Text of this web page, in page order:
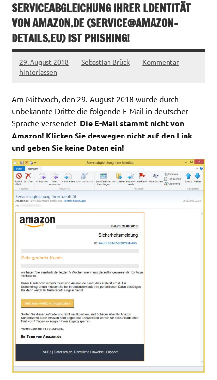
SERVICEABGLEICHUNG IHRER LDENTITÄT
VON AMAZON.DE (SERVICE@AMAZON-
DETAILS.EU) IST PHISHING!
29. August 2018 Sebastian Brück
Kommentar
hinterlassen
Am Mittwoch, den 29. August 2018 wurde durch
unbekannte Dritte die folgende E-Mail in deutscher
Sprache versendet. Die E-Mail stammt nicht von
Amazon! Klicken Sie deswegen nicht auf den Link
und geben Sie keine Daten ein!